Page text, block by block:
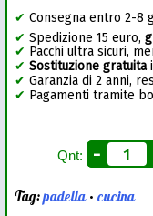
✔ Consegna entro 2-8
✔ Spedizione 15 euro,
✔ Pacchi ultra sicuri,
✔ Sostituzione gratuita
✔ Garanzia di 2 anni,
✔ Pagamenti tramite
Qnt: -
Tag:padella•cucina